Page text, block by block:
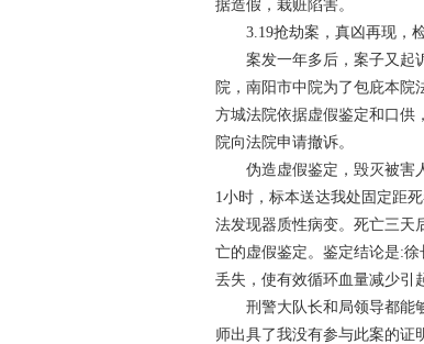
据造假，栽赃陷害。
3.19抢劫案，真凶再现，
案发一年多后，案子又起
院，南阳市中院为了包庇本院
方城法院依据虚假鉴定和口供
院向法院申请撤诉。
伪造虚假鉴定，毁灭被害
1小时，标本送达我处固定距
法发现器质性病变。死亡三天
亡的虚假鉴定。鉴定结论是:
丢失，使有效循环血量减少引
刑警大队长和局领导都能
师出具了我没有参与此案的证